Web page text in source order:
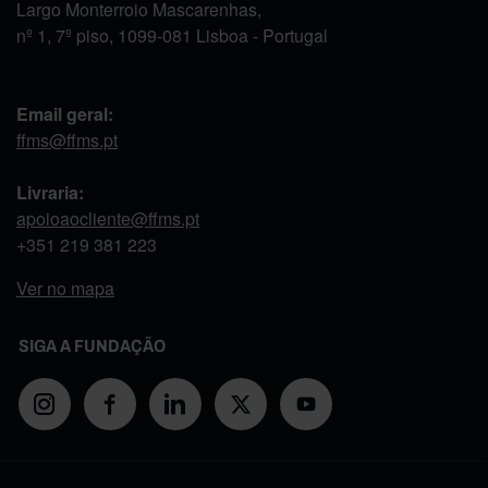
Largo Monterroio Mascarenhas,
nº 1, 7º piso, 1099-081 Lisboa - Portugal
Email geral:
ffms@ffms.pt
Livraria:
apoioaocliente@ffms.pt
+351 219 381 223
Ver no mapa
SIGA A FUNDAÇÃO